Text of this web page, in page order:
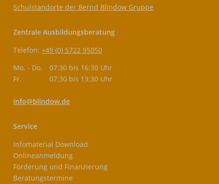
Schulstandorte der Bernd Blindow Gruppe
Zentrale Ausbildungsberatung
Telefon: +49 (0) 5722 95050
Mo. - Do.
07:30 bis 16:30 Uhr
Fr.
07:30 bis 13:30 Uhr
info@blindow.de
Service
Infomaterial Download
Onlineanmeldung
Förderung und Finanzierung
Beratungstermine